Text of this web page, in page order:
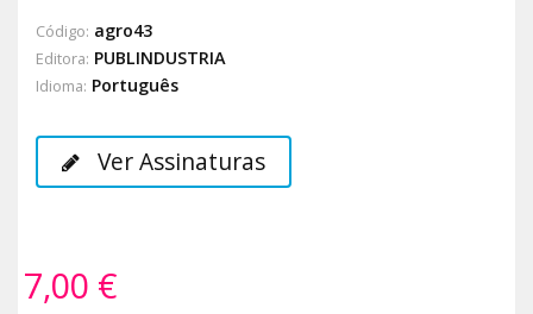
Código: agro43
Editora: PUBLINDUSTRIA
Idioma: Português
Ver Assinaturas
7,00 €